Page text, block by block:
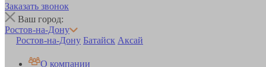
Заказать звонок
Ваш город:
Ростов-на-Дону
Ростов-на-Дону Батайск Аксай
О компании